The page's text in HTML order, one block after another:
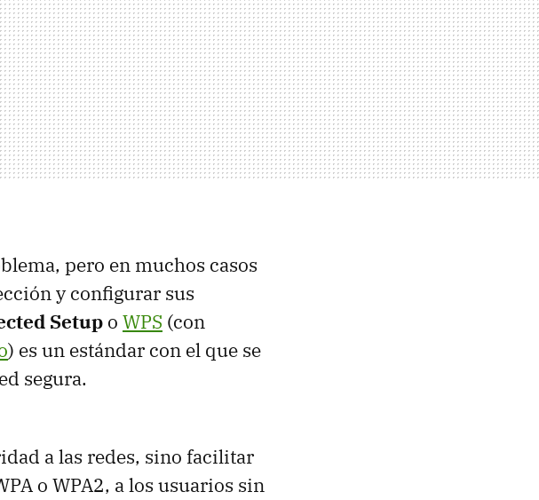
pero en muchos casos
y configurar sus
Setup o WPS (con
) es un estándar con el que se
segura.
a las redes, sino facilitar
o WPA2, a los usuarios sin